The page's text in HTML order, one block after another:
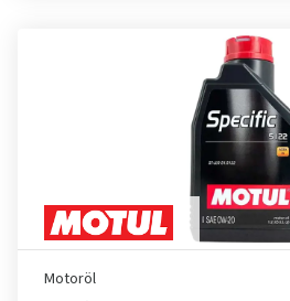
Motoröl